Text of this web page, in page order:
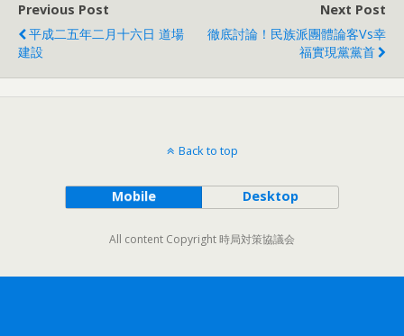
Previous Post
平成二五年二月十六日 道場
建設
Next Post
徹底討論！民族派團體論客vs幸
福實現黨黨首
Back to top
Mobile Desktop
All content Copyright 時局対策協議会